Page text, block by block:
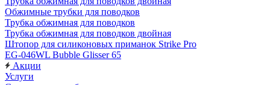
Обжимные трубки для поводков
Трубка обжимная для поводков
Трубка обжимная для поводков двойная
Штопор для силиконовых приманок Strike Pro
EG-046WL Bubble Glisser 65
Акции
Услуги